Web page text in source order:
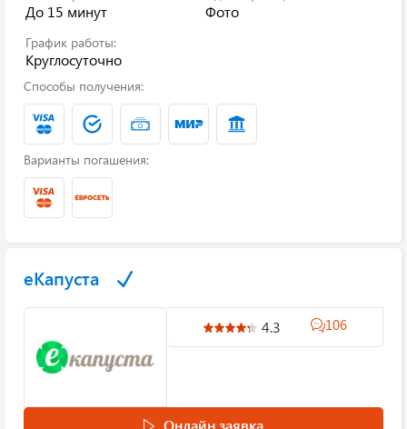
До 15 минут Фото
График работы:
Круглосуточно
Способы получения:
Варианты погашения:
еКапуста
4.3 106
Онлайн заявка